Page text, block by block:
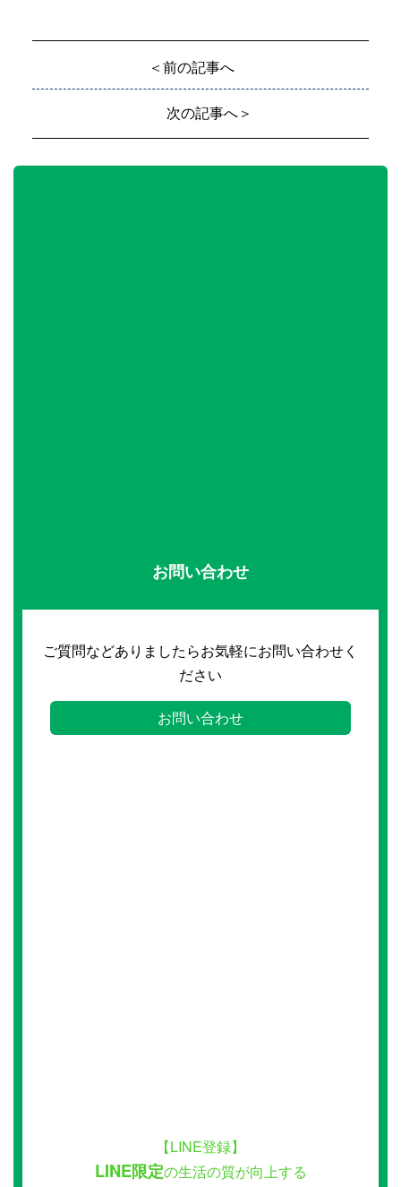
＜前の記事へ
次の記事へ＞
お問い合わせ
ご質問などありましたらお気軽にお問い合わせく
ださい
お問い合わせ
【LINE登録】
LINE限定の生活の質が向上する